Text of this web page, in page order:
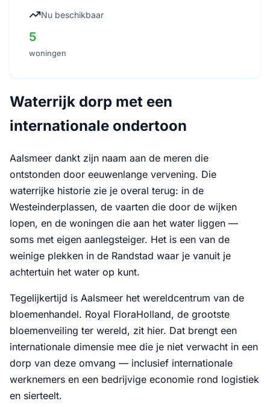
Nu beschikbaar
5
woningen
Waterrijk dorp met een
internationale ondertoon
Aalsmeer dankt zijn naam aan de meren die
ontstonden door eeuwenlange vervening. Die
waterrijke historie zie je overal terug: in de
Westeinderplassen, de vaarten die door de wijken
lopen, en de woningen die aan het water liggen —
soms met eigen aanlegsteiger. Het is een van de
weinige plekken in de Randstad waar je vanuit je
achtertuin het water op kunt.
Tegelijkertijd is Aalsmeer het wereldcentrum van de
bloemenhandel. Royal FloraHolland, de grootste
bloemenveiling ter wereld, zit hier. Dat brengt een
internationale dimensie mee die je niet verwacht in een
dorp van deze omvang — inclusief internationale
werknemers en een bedrijvige economie rond logistiek
en sierteelt.